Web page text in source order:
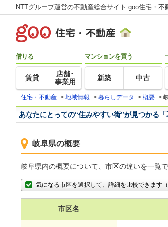
NTTグループ運営の不動産総合サイト goo住宅・不
借りる
賃貸
店舗･
事業用
マンションを買う
新築 中古
住宅・不動産 > 地域情報 > 暮らしデータ > 概要 >
あなたにとっての“住みやすい街”が見つかる「
岐阜県の概要
岐阜県内の概要について、市区の違いを一覧
気になる市区を選択して、詳細を比較できます（
市区名